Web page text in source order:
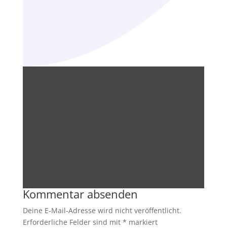
Kommentar absenden
Deine E-Mail-Adresse wird nicht veröffentlicht.
Erforderliche Felder sind mit * markiert